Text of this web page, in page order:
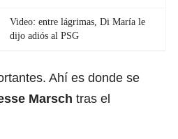
Video: entre lágrimas, Di María le
dijo adiós al PSG
Ahí es donde se
Marsch tras el